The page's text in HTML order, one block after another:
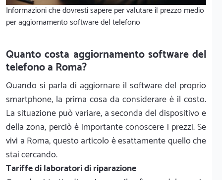
Informazioni che dovresti sapere per valutare il prezzo medio
per aggiornamento software del telefono
Quanto costa aggiornamento software del
telefono a Roma?
Quando si parla di aggiornare il software del proprio
smartphone, la prima cosa da considerare è il costo.
La situazione può variare, a seconda del dispositivo e
della zona, perciò è importante conoscere i prezzi. Se
vivi a Roma, questo articolo è esattamente quello che
stai cercando.
Tariffe di laboratori di riparazione